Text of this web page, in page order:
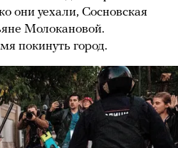
они уехали, Сосновская
Молокановой.
покинуть город.